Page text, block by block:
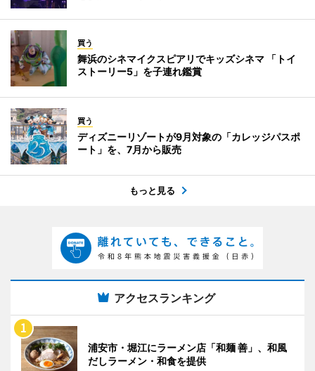
買う
舞浜のシネマイクスピアリでキッズシネマ 「トイ
ストーリー5」を子連れ鑑賞
買う
ディズニーリゾートが9月対象の「カレッジパスポ
ート」を、7月から販売
もっと見る
アクセスランキング
浦安市・堀江にラーメン店「和麺 善」、和風
だしラーメン・和食を提供